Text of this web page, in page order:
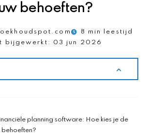
behoeften?
8 min leestijd
bijgewerkt:
03 jun 2026
planning software: Hoe kies je de